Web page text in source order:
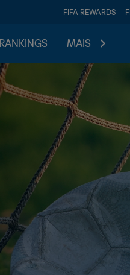
FIFA REWARDS
RANKINGS MAIS